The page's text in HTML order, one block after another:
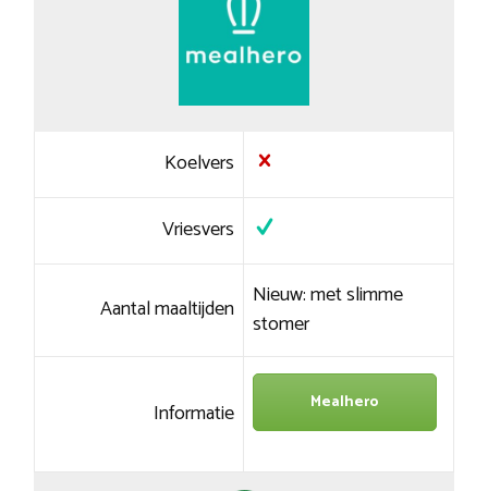
Koelvers
Vriesvers
Aantal maaltijden Nieuw: met slimme
stomer
Informatie Mealhero